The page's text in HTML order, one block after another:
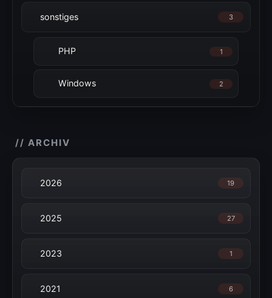
sonstiges 3
PHP 1
Windows 2
// ARCHIV
2026 19
2025 27
2023 1
2021 6